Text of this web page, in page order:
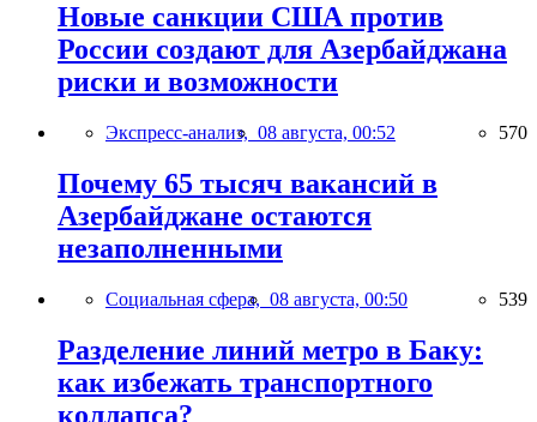
Новые санкции США против
России создают для Азербайджана
риски и возможности
Экспресс-анализ, 08 августа, 00:52 570
Почему 65 тысяч вакансий в
Азербайджане остаются
незаполненными
Социальная сфера, 08 августа, 00:50 539
Разделение линий метро в Баку:
как избежать транспортного
коллапса?